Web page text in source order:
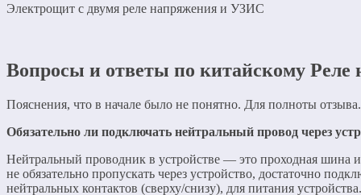
Электрощит с двумя реле напряжения и УЗИС
Вопросы и ответы по китайскому Реле
Пояснения, что в начале было не понятно. Для полноты отзыва.
Обязательно ли подключать нейтральный провод через
Нейтральный проводник в устройстве — это проходная шина
не обязательно пропускать через устройство, достаточно
нейтральных контактов (сверху/снизу), для питания устройства.